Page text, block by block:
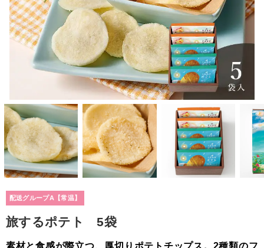
配送グループA【常温】
旅するポテト 5袋
素材と食感が際立つ、厚切りポテトチップス。2種類のフ